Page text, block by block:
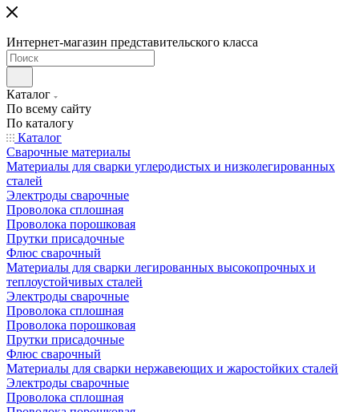
Интернет-магазин представительского класса
Каталог
По всему сайту
По каталогу
Каталог
Сварочные материалы
Материалы для сварки углеродистых и низколегированных
сталей
Электроды сварочные
Проволока сплошная
Проволока порошковая
Прутки присадочные
Флюс сварочный
Материалы для сварки легированных высокопрочных и
теплоустойчивых сталей
Электроды сварочные
Проволока сплошная
Проволока порошковая
Прутки присадочные
Флюс сварочный
Материалы для сварки нержавеющих и жаростойких сталей
Электроды сварочные
Проволока сплошная